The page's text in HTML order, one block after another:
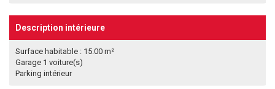
Description intérieure
Surface habitable : 15.00 m²
Garage 1 voiture(s)
Parking intérieur